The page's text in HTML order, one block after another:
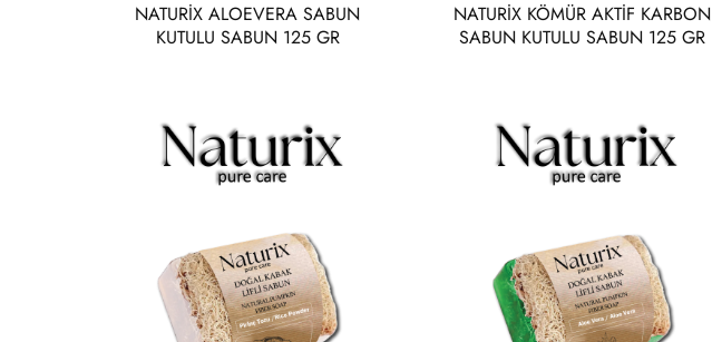
NATURİX ALOEVERA SABUN
KUTULU SABUN 125 GR
NATURİX KÖMÜR AKTİF KARBON
SABUN KUTULU SABUN 125 GR